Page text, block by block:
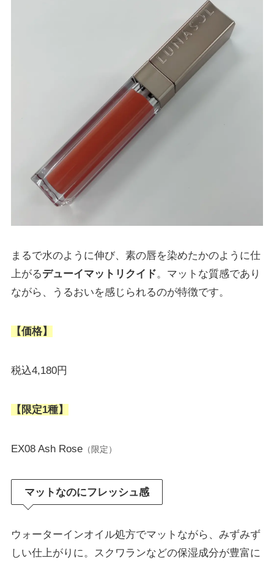
まるで水のように伸び、素の唇を染めたかのように仕
上がるデューイマットリクイド。マットな質感であり
ながら、うるおいを感じられるのが特徴です。
【価格】
税込4,180円
【限定1種】
EX08 Ash Rose（限定）
マットなのにフレッシュ感
ウォーターインオイル処方でマットながら、みずみず
しい仕上がりに。スクワランなどの保湿成分が豊富に